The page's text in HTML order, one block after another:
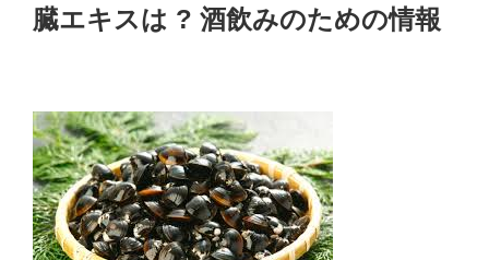
臓エキスは ? 酒飲みのための情報